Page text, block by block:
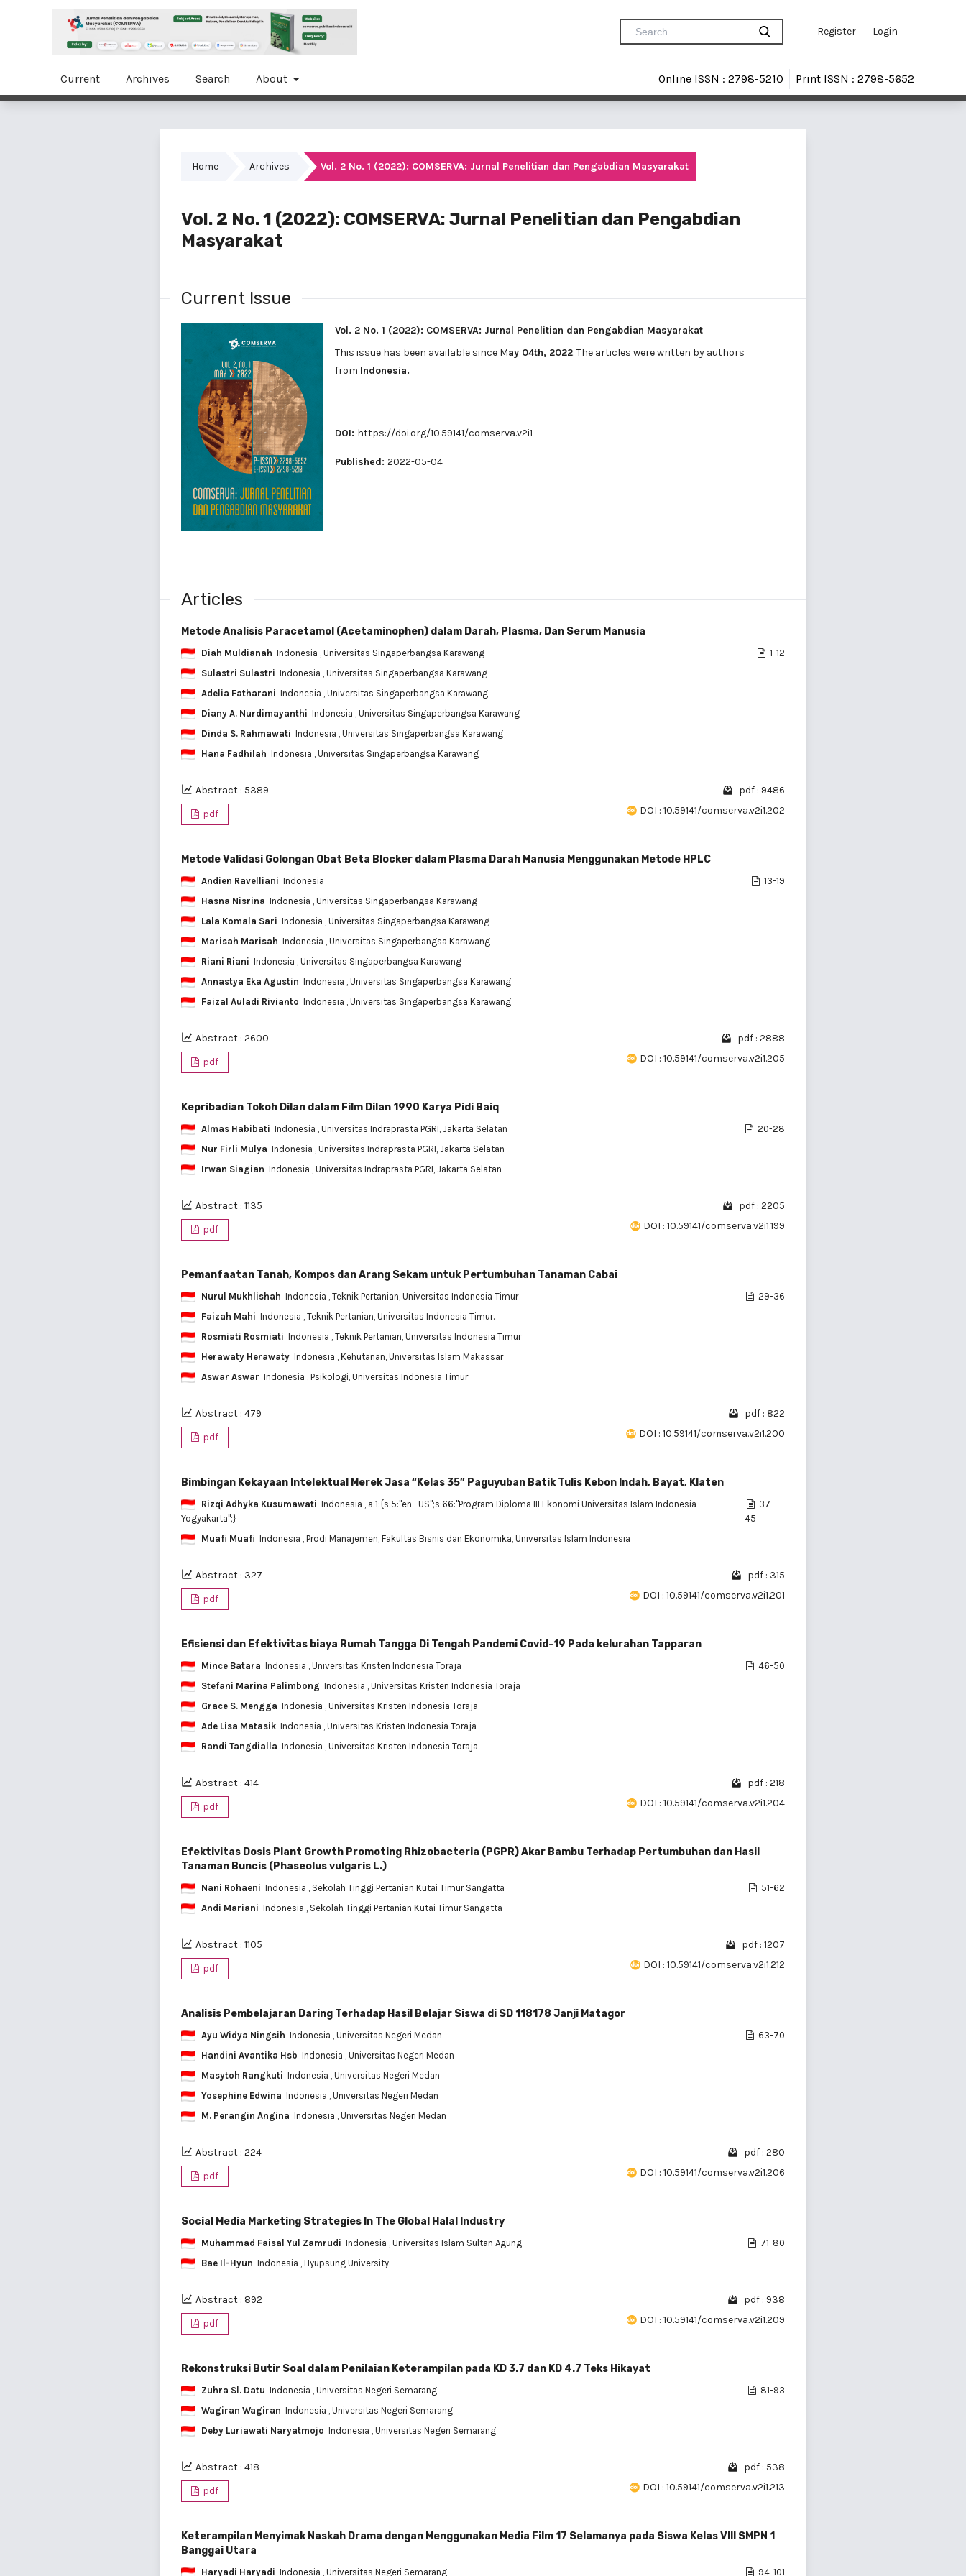
Register Login
Current Archives Search About Online ISSN : 2798-5210 Print ISSN : 2798-5652
Home Archives Vol. 2 No. 1 (2022): COMSERVA: Jurnal Penelitian dan Pengabdian Masyarakat
Vol. 2 No. 1 (2022): COMSERVA: Jurnal Penelitian dan Pengabdian
Masyarakat
Current Issue
Vol. 2 No. 1 (2022): COMSERVA: Jurnal Penelitian dan Pengabdian Masyarakat
This issue has been available since May 04th, 2022. The articles were written by authors
from Indonesia.
DOI: https://doi.org/10.59141/comserva.v2i1
Published: 2022-05-04
Articles
Metode Analisis Paracetamol (Acetaminophen) dalam Darah, Plasma, Dan Serum Manusia
Diah Muldianah Indonesia , Universitas Singaperbangsa Karawang
Sulastri Sulastri Indonesia , Universitas Singaperbangsa Karawang
Adelia Fatharani Indonesia , Universitas Singaperbangsa Karawang
Diany A. Nurdimayanthi Indonesia , Universitas Singaperbangsa Karawang
Dinda S. Rahmawati Indonesia , Universitas Singaperbangsa Karawang
Hana Fadhilah Indonesia , Universitas Singaperbangsa Karawang
1-12
Abstract : 5389 pdf : 9486
pdf DOI : 10.59141/comserva.v2i1.202
Metode Validasi Golongan Obat Beta Blocker dalam Plasma Darah Manusia Menggunakan Metode HPLC
Andien Ravelliani Indonesia
Hasna Nisrina Indonesia , Universitas Singaperbangsa Karawang
Lala Komala Sari Indonesia , Universitas Singaperbangsa Karawang
Marisah Marisah Indonesia , Universitas Singaperbangsa Karawang
Riani Riani Indonesia , Universitas Singaperbangsa Karawang
Annastya Eka Agustin Indonesia , Universitas Singaperbangsa Karawang
Faizal Auladi Rivianto Indonesia , Universitas Singaperbangsa Karawang
13-19
Abstract : 2600 pdf : 2888
pdf DOI : 10.59141/comserva.v2i1.205
Kepribadian Tokoh Dilan dalam Film Dilan 1990 Karya Pidi Baiq
Almas Habibati Indonesia , Universitas Indraprasta PGRI, Jakarta Selatan
Nur Firli Mulya Indonesia , Universitas Indraprasta PGRI, Jakarta Selatan
Irwan Siagian Indonesia , Universitas Indraprasta PGRI, Jakarta Selatan
20-28
Abstract : 1135 pdf : 2205
pdf DOI : 10.59141/comserva.v2i1.199
Pemanfaatan Tanah, Kompos dan Arang Sekam untuk Pertumbuhan Tanaman Cabai
Nurul Mukhlishah Indonesia , Teknik Pertanian, Universitas Indonesia Timur
Faizah Mahi Indonesia , Teknik Pertanian, Universitas Indonesia Timur.
Rosmiati Rosmiati Indonesia , Teknik Pertanian, Universitas Indonesia Timur
Herawaty Herawaty Indonesia , Kehutanan, Universitas Islam Makassar
Aswar Aswar Indonesia , Psikologi, Universitas Indonesia Timur
29-36
Abstract : 479 pdf : 822
pdf DOI : 10.59141/comserva.v2i1.200
Bimbingan Kekayaan Intelektual Merek Jasa “Kelas 35” Paguyuban Batik Tulis Kebon Indah, Bayat, Klaten
Rizqi Adhyka Kusumawati Indonesia
, a:1:{s:5:"en_US";s:66:"Program Diploma III Ekonomi Universitas Islam Indonesia
Yogyakarta";}
Muafi Muafi Indonesia , Prodi Manajemen, Fakultas Bisnis dan Ekonomika, Universitas Islam Indonesia
37-
45
Abstract : 327 pdf : 315
pdf DOI : 10.59141/comserva.v2i1.201
Efisiensi dan Efektivitas biaya Rumah Tangga Di Tengah Pandemi Covid-19 Pada kelurahan Tapparan
Mince Batara Indonesia , Universitas Kristen Indonesia Toraja
Stefani Marina Palimbong Indonesia , Universitas Kristen Indonesia Toraja
Grace S. Mengga Indonesia , Universitas Kristen Indonesia Toraja
Ade Lisa Matasik Indonesia , Universitas Kristen Indonesia Toraja
Randi Tangdialla Indonesia , Universitas Kristen Indonesia Toraja
46-50
Abstract : 414 pdf : 218
pdf DOI : 10.59141/comserva.v2i1.204
Efektivitas Dosis Plant Growth Promoting Rhizobacteria (PGPR) Akar Bambu Terhadap Pertumbuhan dan Hasil
Tanaman Buncis (Phaseolus vulgaris L.)
Nani Rohaeni Indonesia
, Sekolah Tinggi Pertanian Kutai Timur Sangatta
Andi Mariani Indonesia , Sekolah Tinggi Pertanian Kutai Timur Sangatta
51-62
Abstract : 1105 pdf : 1207
pdf DOI : 10.59141/comserva.v2i1.212
Analisis Pembelajaran Daring Terhadap Hasil Belajar Siswa di SD 118178 Janji Matagor
Ayu Widya Ningsih Indonesia , Universitas Negeri Medan
Handini Avantika Hsb Indonesia , Universitas Negeri Medan
Masytoh Rangkuti Indonesia , Universitas Negeri Medan
Yosephine Edwina Indonesia , Universitas Negeri Medan
M. Perangin Angina Indonesia , Universitas Negeri Medan
63-70
Abstract : 224 pdf : 280
pdf DOI : 10.59141/comserva.v2i1.206
Social Media Marketing Strategies In The Global Halal Industry
Muhammad Faisal Yul Zamrudi Indonesia , Universitas Islam Sultan Agung
Bae Il-Hyun Indonesia , Hyupsung University
71-80
Abstract : 892 pdf : 938
pdf DOI : 10.59141/comserva.v2i1.209
Rekonstruksi Butir Soal dalam Penilaian Keterampilan pada KD 3.7 dan KD 4.7 Teks Hikayat
Zuhra Sl. Datu Indonesia , Universitas Negeri Semarang
Wagiran Wagiran Indonesia , Universitas Negeri Semarang
Deby Luriawati Naryatmojo Indonesia , Universitas Negeri Semarang
81-93
Abstract : 418 pdf : 538
pdf DOI : 10.59141/comserva.v2i1.213
Keterampilan Menyimak Naskah Drama dengan Menggunakan Media Film 17 Selamanya pada Siswa Kelas VIII SMPN 1
Banggai Utara
Haryadi Haryadi Indonesia , Universitas Negeri Semarang 94-101